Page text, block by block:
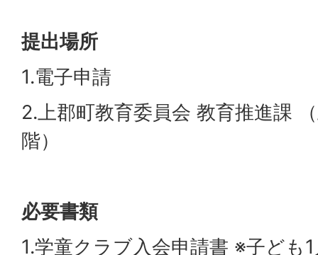
提出場所
1.電子申請
2.上郡町教育委員会 教育推進課
階）
必要書類
1.学童クラブ入会申請書 ※子ども